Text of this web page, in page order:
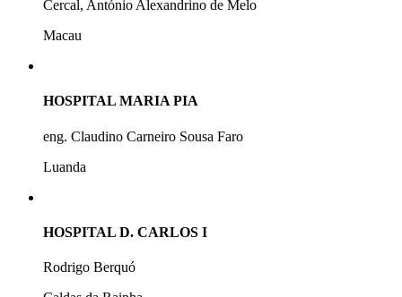
Cercal, António Alexandrino de Melo
Macau
HOSPITAL MARIA PIA
eng. Claudino Carneiro Sousa Faro
Luanda
HOSPITAL D. CARLOS I
Rodrigo Berquó